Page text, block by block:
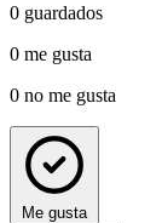
0 guardados
0 me gusta
0 no me gusta
Me gusta